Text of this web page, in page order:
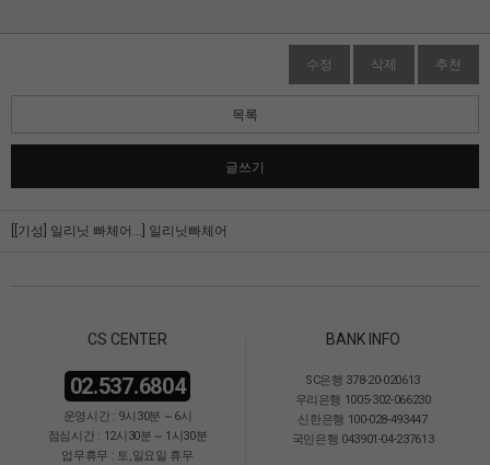
수정 삭제 추천
목록
글쓰기
[[기성] 일리닛 빠체어...] 일리닛빠체어
CS CENTER
02.537.6804
운영시간 : 9시30분 ~ 6시
점심시간 : 12시30분 ~ 1시30분
업무휴무 : 토,일요일 휴무
BANK INFO
SC은행 378-20-020613
우리은행 1005-302-066230
신한은행 100-028-493447
국민은행 043901-04-237613